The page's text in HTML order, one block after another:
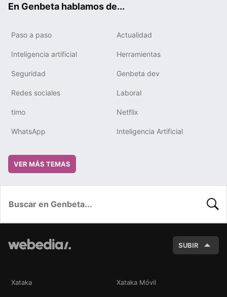
En Genbeta hablamos de...
Paso a paso Actualidad
Inteligencia artificial Herramientas
Seguridad Genbeta dev
Redes sociales Laboral
timo Netflix
WhatsApp Inteligencia Artificial
VER MÁS TEMAS
SUBIR
Xataka Xataka Móvil